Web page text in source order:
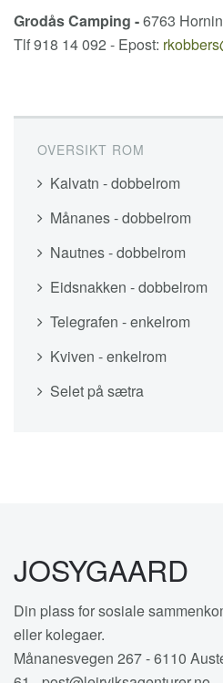
Grodås Camping -6763
Tlf 918 14 092 - Epost:
OVERSIKT ROM
Kalvatn - dobbelrom
Månanes - dobbelrom
Nautnes - dobbelrom
Eidsnakken - dobbelrom
Telegrafen - enkelrom
Kviven - enkelrom
Selet på sætra
JOSYGAARD
Din plass for sosiale
eller kolegaer.
Månanesvegen 267 - 6110